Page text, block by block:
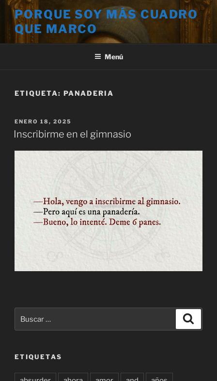
Saltar
contenido
PORQUE SOY MÁS CUADRO
QUE MARCO
Menú
ETIQUETA: PANADERIA
PUBLICADO
EL
ENERO 18, 2025
Inscribirme en el gimnasio
por:
ETIQUETAS